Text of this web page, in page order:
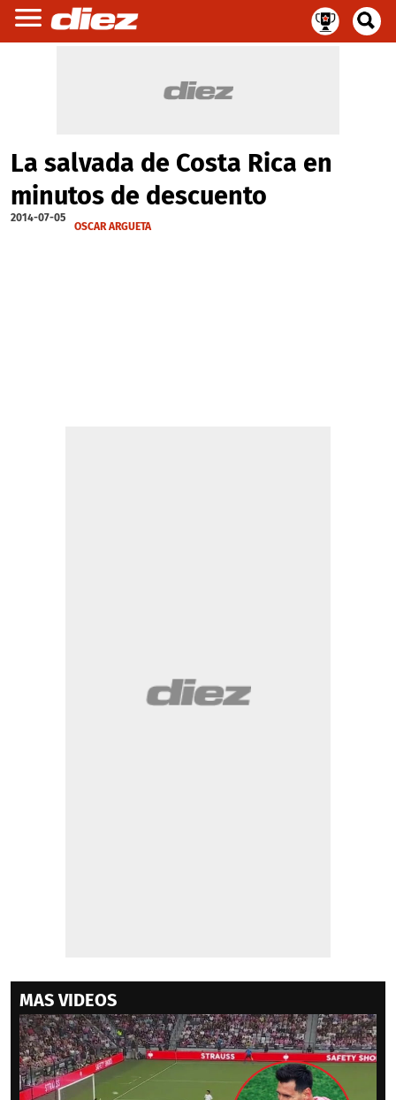
La salvada de Costa Rica en
minutos de descuento
2014-07-05
OSCAR ARGUETA
MAS VIDEOS